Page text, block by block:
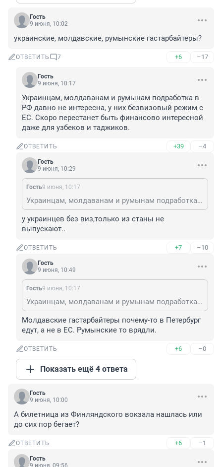
Гость
9 июня, 10:02
украинские, молдавские, румынские гастарбайтеры?
ОТВЕТИТЬ 7 +6 –17
Гость
9 июня, 10:17
Украинцам, молдаванам и румынам подработка в
РФ давно не интересна, у них безвизовый режим с
ЕС. Скоро перестанет быть финансово интересной
даже для узбеков и таджиков.
ОТВЕТИТЬ +39 –4
Гость
9 июня, 10:29
Гость9 июня, 10:17
Украинцам, молдаванам и румынам подработка в РФ давно не интересна, у них безвизовый режим с ЕС. Скоро перестанет быть финансово интересной даже для узбеков и таджиков.
у украинцев без виз,только из станы не
выпускают..
ОТВЕТИТЬ +7 –10
Гость
9 июня, 10:49
Гость9 июня, 10:17
Украинцам, молдаванам и румынам подработка в РФ давно не интересна, у них безвизовый режим с ЕС. Скоро перестанет быть финансово интересной даже для узбеков и таджиков.
Молдавские гастарбайтеры почему-то в Петербург
едут, а не в ЕС. Румынские то врядли.
ОТВЕТИТЬ +6 –0
Показать ещё 4 ответа
Гость
9 июня, 10:00
А билетница из Финляндского вокзала нашлась или
до сих пор бегает?
ОТВЕТИТЬ +6 –1
Гость
9 июня, 09:56